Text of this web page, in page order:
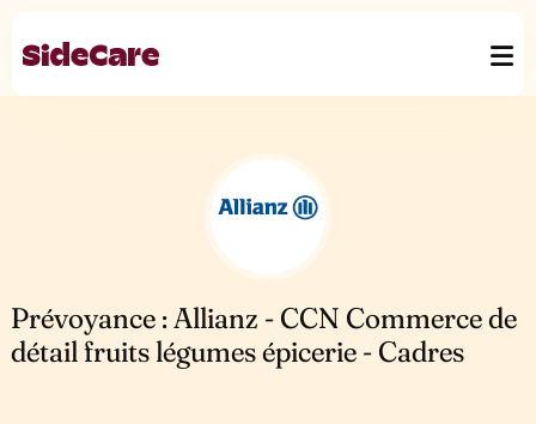
Prévoyance : Allianz - CCN Commerce de
détail fruits légumes épicerie - Cadres